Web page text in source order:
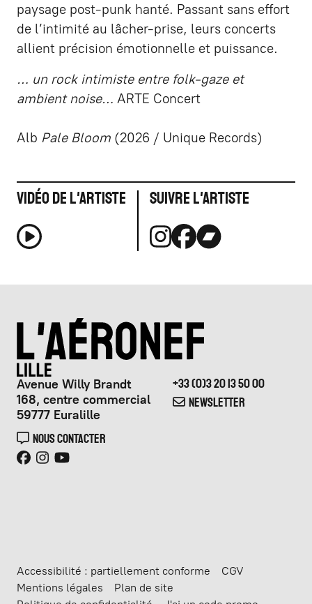
paysage post-punk hanté. Passant sans effort
de l’intimité au lâcher-prise, leurs concerts
allient précision émotionnelle et puissance.
… un rock intimiste entre folk-gaze et
ambient noise… ARTE Concert
Alb Pale Bloom (2026 / Unique Records)
Vidéo de l'artiste Suivre l'artiste
Avenue Willy Brandt
168, centre commercial
59777 Euralille
NOUS CONTACTER
+33 (0)3 20 13 50 00
NEWSLETTER
Accessibilité : partiellement conforme
CGV
Mentions légales
Plan de site